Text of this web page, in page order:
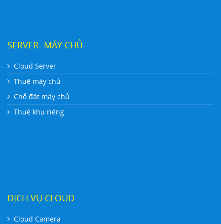
SERVER- MÁY CHỦ
Cloud Server
Thuê máy chủ
Chỗ đặt máy chủ
Thuê khu riêng
DỊCH VỤ CLOUD
Cloud Camera